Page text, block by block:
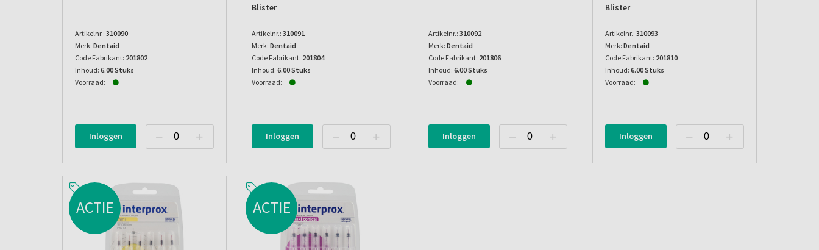
Artikelnr.: 310090
Merk: Dentaid
Code Fabrikant: 201802
Inhoud: 6.00 Stuks
Voorraad:
Inloggen
Blister
Artikelnr.: 310091
Merk: Dentaid
Code Fabrikant: 201804
Inhoud: 6.00 Stuks
Voorraad:
Inloggen
Artikelnr.: 310092
Merk: Dentaid
Code Fabrikant: 201806
Inhoud: 6.00 Stuks
Voorraad:
Inloggen
Blister
Artikelnr.: 310093
Merk: Dentaid
Code Fabrikant: 201810
Inhoud: 6.00 Stuks
Voorraad:
Inloggen
ACTIE ACTIE